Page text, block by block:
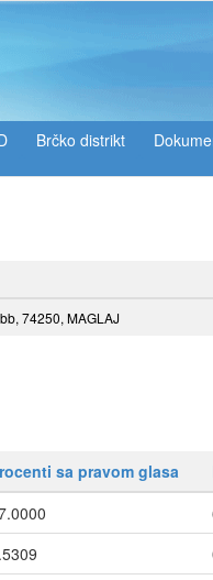
Brčko distrikt
74250, MAGLAJ
sa pravom glasa